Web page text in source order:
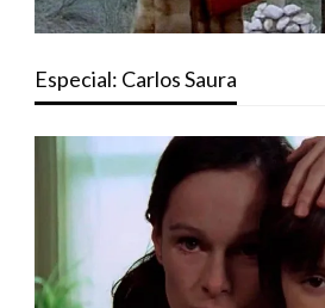
Especial: Carlos Saura